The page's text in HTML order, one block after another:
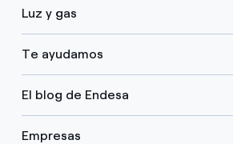
Luz y gas
Te ayudamos
El blog de Endesa
Empresas